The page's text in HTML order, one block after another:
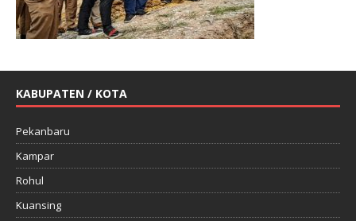
KABUPATEN / KOTA
Pekanbaru
Kampar
Rohul
Kuansing